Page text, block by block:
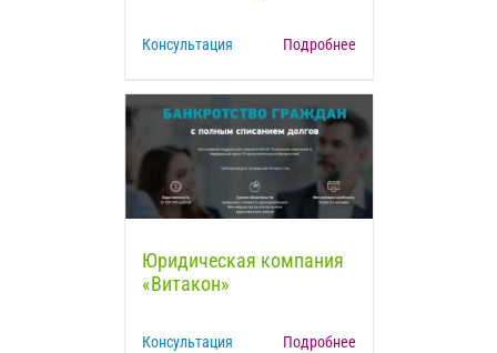
Консультация Подробнее
Юридическая компания
«Витакон»
Консультация Подробнее